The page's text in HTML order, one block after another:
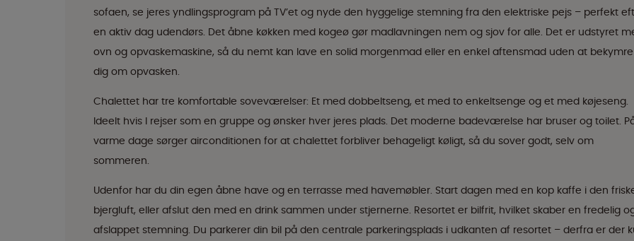
sofaen, se jeres yndlingsprogram på TV’et og nyde den hyggelige stemning fra den elektriske pejs – perfekt
en aktiv dag udendørs. Det åbne køkken med kogeø gør madlavningen nem og sjov for alle. Det er udstyret
ovn og opvaskemaskine, så du nemt kan lave en solid morgenmad eller en enkel aftensmad uden at bekymre
dig om opvasken.
Chalettet har tre komfortable soveværelser: Et med dobbeltseng, et med to enkeltsenge og et med køjeseng.
Ideelt hvis I rejser som en gruppe og ønsker hver jeres plads. Det moderne badeværelse har bruser og toilet.
varme dage sørger airconditionen for at chalettet forbliver behageligt køligt, så du sover godt, selv om
sommeren.
Udenfor har du din egen åbne have og en terrasse med havemøbler. Start dagen med en kop kaffe i den
bjergluft, eller afslut den med en drink sammen under stjernerne. Resortet er bilfrit, hvilket skaber en fredelig
afslappet stemning. Du parkerer din bil på den centrale parkeringsplads i udkanten af resortet – derfra er der